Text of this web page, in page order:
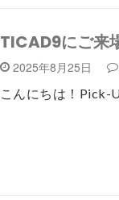
TICAD9にご来
2025年8月25日
こんにちは！Pick-